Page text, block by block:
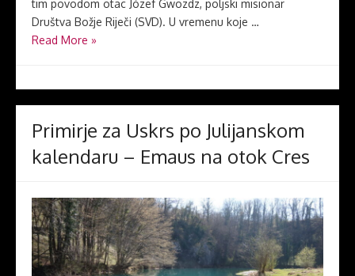
tim povodom otac Józef Gwozdz, poljski misionar
Društva Božje Riječi (SVD). U vremenu koje …
Read More »
Primirje za Uskrs po Julijanskom
kalendaru – Emaus na otok Cres